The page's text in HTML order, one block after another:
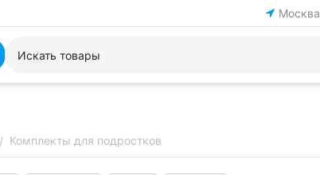
Москва
/ Комплекты для подростков